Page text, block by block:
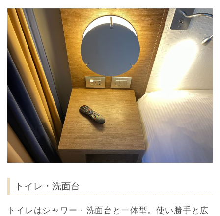
トイレ・洗面台
トイレはシャワー・洗面台と一体型。使い勝手と広